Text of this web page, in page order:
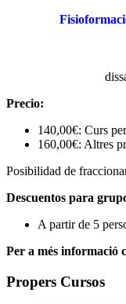
Precio:
140,00€: Curs
160,00€: Altres
Posibilidad de
Descuentos para
A partir de 5
Per a més informació
Propers Cursos